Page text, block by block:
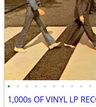
• • • • • • • • • •
1,000s OF VINYL LP